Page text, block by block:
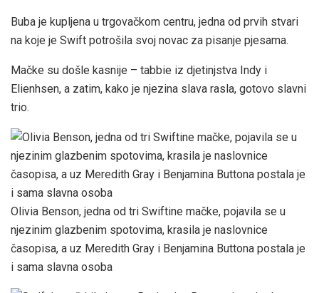
Buba je kupljena u trgovačkom centru, jedna od prvih stvari
na koje je Swift potrošila svoj novac za pisanje pjesama.
Mačke su došle kasnije – tabbie iz djetinjstva Indy i
Elienhsen, a zatim, kako je njezina slava rasla, gotovo slavni
trio.
Olivia Benson, jedna od tri Swiftine mačke, pojavila se u
njezinim glazbenim spotovima, krasila je naslovnice
časopisa, a uz Meredith Gray i Benjamina Buttona postala je
i sama slavna osoba